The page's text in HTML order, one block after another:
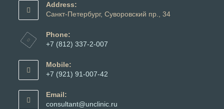
Address:
Санкт-Петербург, Суворовский пр., 34
Phone:
+7 (812) 337-2-007
в
вашем
Mobile:
+7 (921) 91-007-42
в
вашем
Email:
consultant@unclinic.ru